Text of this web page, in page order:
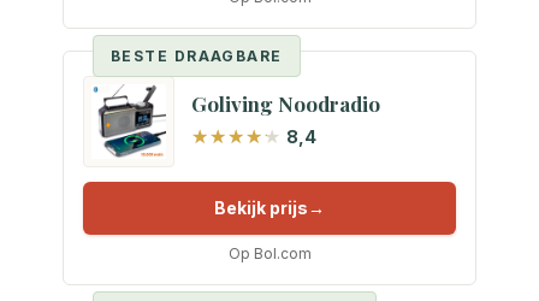
BESTE DRAAGBARE
Goliving Noodradio
8,4
Bekijk prijs
Op Bol.com